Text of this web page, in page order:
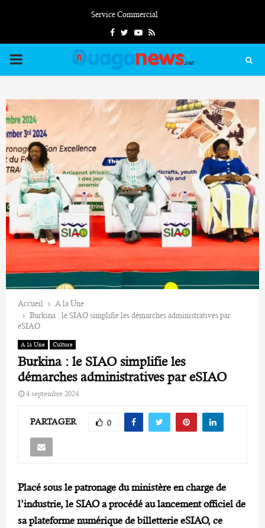
Service Commercial
FacebookTwitterYoutube
Rss
PRIMARY
Accueil
A la Une
Burkina : le SIAO simplifie les démarches administratives par
eSIAO
A la Une Culture
Burkina : le SIAO simplifie les
démarches administratives par eSIAO
4 septembre 2024
PARTAGER 0
Placé sous le patronage du ministère en charge de
l’industrie, le SIAO a procédé au lancement officiel de
sa plateforme numérique de billetterie eSIAO, ce